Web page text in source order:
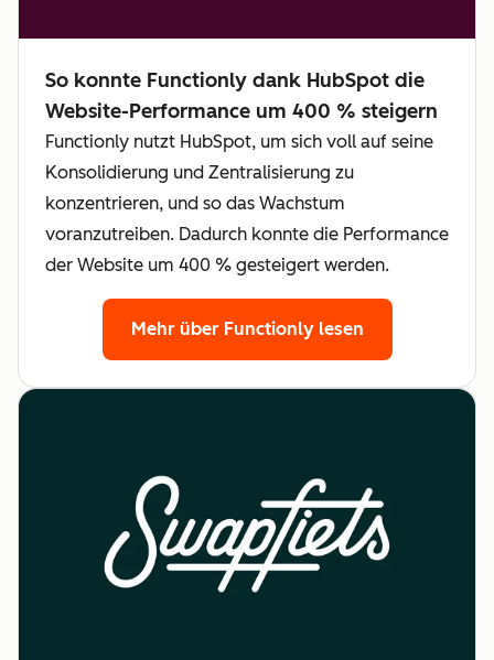
So konnte Functionly dank HubSpot die
Website-Performance um 400 % steigern
Functionly nutzt HubSpot, um sich voll auf seine
Konsolidierung und Zentralisierung zu
konzentrieren, und so das Wachstum
voranzutreiben. Dadurch konnte die Performance
der Website um 400 % gesteigert werden.
Mehr über Functionly lesen